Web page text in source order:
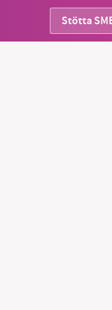
Stötta